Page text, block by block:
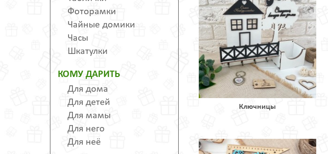
Фоторамки
Чайные домики
Часы
Шкатулки
КОМУ ДАРИТЬ
Для дома
Для детей
Для мамы
Для него
Для неё
Ключницы